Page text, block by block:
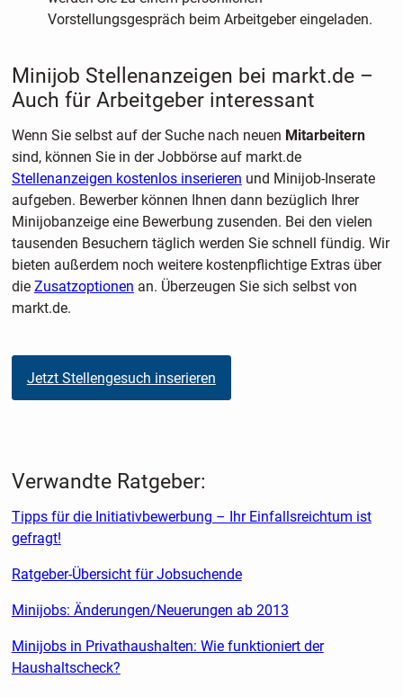
Vorstellungsgespräch beim Arbeitgeber eingeladen.
Minijob Stellenanzeigen bei markt.de –
Auch für Arbeitgeber interessant
Wenn Sie selbst auf der Suche nach neuen Mitarbeitern
sind, können Sie in der Jobbörse auf markt.de
Stellenanzeigen kostenlos inserieren und Minijob-Inserate
aufgeben. Bewerber können Ihnen dann bezüglich Ihrer
Minijobanzeige eine Bewerbung zusenden. Bei den vielen
tausenden Besuchern täglich werden Sie schnell fündig. Wir
bieten außerdem noch weitere kostenpflichtige Extras über
die Zusatzoptionen an. Überzeugen Sie sich selbst von
markt.de.
Jetzt Stellengesuch inserieren
Verwandte Ratgeber:
Tipps für die Initiativbewerbung – Ihr Einfallsreichtum ist
gefragt!
Ratgeber-Übersicht für Jobsuchende
Minijobs: Änderungen/Neuerungen ab 2013
Minijobs in Privathaushalten: Wie funktioniert der
Haushaltscheck?